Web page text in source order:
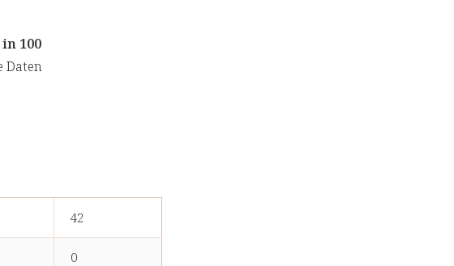
100
Daten
42
0